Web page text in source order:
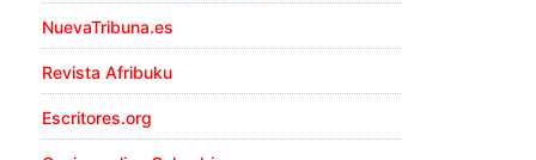
NuevaTribuna.es
Revista Afribuku
Escritores.org